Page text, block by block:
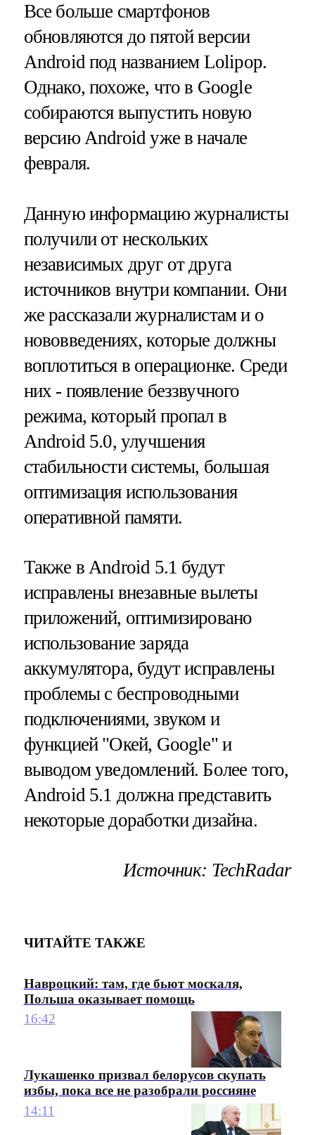
Все больше смартфонов
обновляются до пятой версии
Android под названием Lolipop.
Однако, похоже, что в Google
собираются выпустить новую
версию Android уже в начале
февраля.
Данную информацию журналисты
получили от нескольких
независимых друг от друга
источников внутри компании. Они
же рассказали журналистам и о
нововведениях, которые должны
воплотиться в операционке. Среди
них - появление беззвучного
режима, который пропал в
Android 5.0, улучшения
стабильности системы, большая
оптимизация использования
оперативной памяти.
Также в Android 5.1 будут
исправлены внезавные вылеты
приложений, оптимизировано
использование заряда
аккумулятора, будут исправлены
проблемы с беспроводными
подключениями, звуком и
функцией "Окей, Google" и
выводом уведомлений. Более того,
Android 5.1 должна представить
некоторые доработки дизайна.
Источник: TechRadar
ЧИТАЙТЕ ТАКЖЕ
Навроцкий: там, где бьют москаля,
Польша оказывает помощь
16:42
Лукашенко призвал белорусов скупать
избы, пока все не разобрали россияне
14:11